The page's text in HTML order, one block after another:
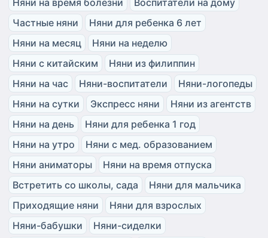
Частные няни
Няни для ребенка 6 лет
Няни на месяц
Няни на неделю
Няни с китайским
Няни из филиппин
Няни на час
Няни-воспитатели
Няни-логопеды
Няни на сутки
Экспресс няни
Няни из агентств
Няни на день
Няни для ребенка 1 год
Няни на утро
Няни с мед. образованием
Няни аниматоры
Няни на время отпуска
Встретить со школы, сада
Няни для мальчика
Приходящие няни
Няни для взрослых
Няни-бабушки
Няни-сиделки